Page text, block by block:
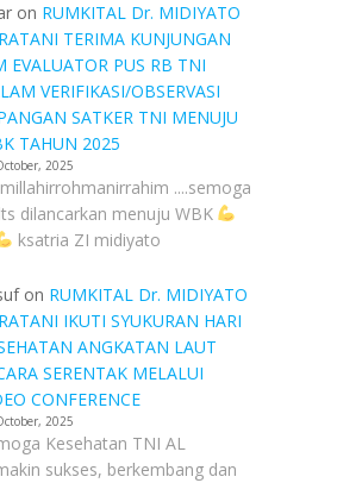
on RUMKITAL Dr. MIDIYATO
TERIMA KUNJUNGAN
EVALUATOR PUS RB TNI
VERIFIKASI/OBSERVASI
SATKER TNI MENUJU
TAHUN 2025
2025
....semoga
dilancarkan menuju WBK
ksatria ZI midiyato
on RUMKITAL Dr. MIDIYATO
IKUTI SYUKURAN HARI
ANGKATAN LAUT
SERENTAK MELALUI
CONFERENCE
2025
Kesehatan TNI AL
sukses, berkembang dan